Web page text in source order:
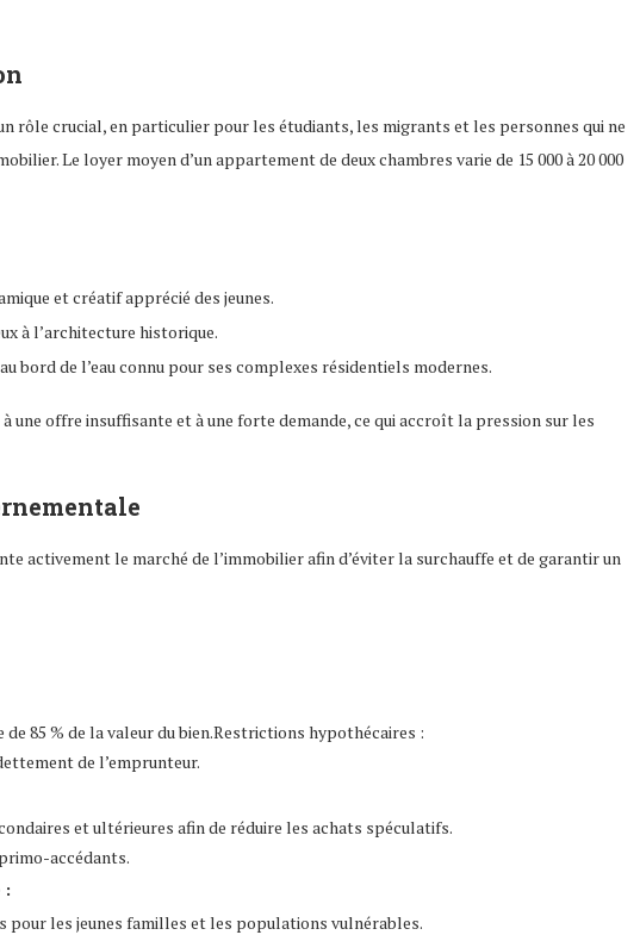
rôle crucial, en particulier pour les étudiants, les migrants et les personnes qui ne
Le loyer moyen d’un appartement de deux chambres varie de 15 000 à 20 000
et créatif apprécié des jeunes.
à l’architecture historique.
bord de l’eau connu pour ses complexes résidentiels modernes.
une offre insuffisante et à une forte demande, ce qui accroît la pression sur les
activement le marché de l’immobilier afin d’éviter la surchauffe et de garantir un
85 % de la valeur du bien.Restrictions hypothécaires :
de l’emprunteur.
et ultérieures afin de réduire les achats spéculatifs.
accédants.
:
pour les jeunes familles et les populations vulnérables.